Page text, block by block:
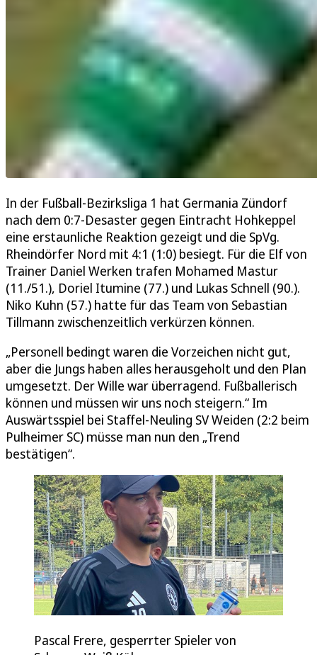
In der Fußball-Bezirksliga 1 hat Germania Zündorf
nach dem 0:7-Desaster gegen Eintracht Hohkeppel
eine erstaunliche Reaktion gezeigt und die SpVg.
Rheindörfer Nord mit 4:1 (1:0) besiegt. Für die Elf von
Trainer Daniel Werken trafen Mohamed Mastur
(11./51.), Doriel Itumine (77.) und Lukas Schnell (90.).
Niko Kuhn (57.) hatte für das Team von Sebastian
Tillmann zwischenzeitlich verkürzen können.
„Personell bedingt waren die Vorzeichen nicht gut,
aber die Jungs haben alles herausgeholt und den Plan
umgesetzt. Der Wille war überragend. Fußballerisch
können und müssen wir uns noch steigern.“ Im
Auswärtsspiel bei Staffel-Neuling SV Weiden (2:2 beim
Pulheimer SC) müsse man nun den „Trend
bestätigen“.
Pascal Frere, gesperrter Spieler von